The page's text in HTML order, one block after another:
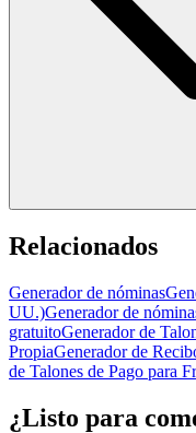
Relacionados
Generador de nóminas
UU.)Generador de
gratuitoGenerador de
PropiaGenerador de
de Talones de Pago para
¿Listo para